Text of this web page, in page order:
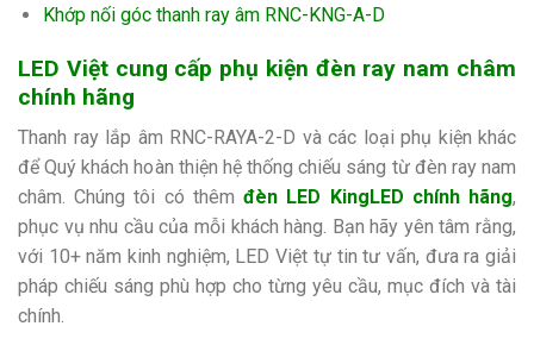
Khớp nối góc thanh ray âm RNC-KNG-A-D
LED Việt cung cấp phụ kiện đèn ray nam châm
chính hãng
Thanh ray lắp âm RNC-RAYA-2-D và các loại phụ kiện khác
để Quý khách hoàn thiện hệ thống chiếu sáng từ đèn ray nam
châm. Chúng tôi có thêmđèn LED KingLED chính hãng,
phục vụ nhu cầu của mỗi khách hàng. Bạn hãy yên tâm rằng,
với 10+ năm kinh nghiệm, LED Việt tự tin tư vấn, đưa ra giải
pháp chiếu sáng phù hợp cho từng yêu cầu, mục đích và tài
chính.